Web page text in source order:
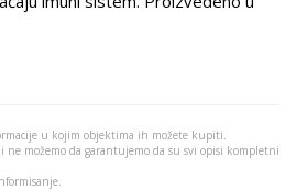
u kojim objektima ih možete kupiti.
možemo da garantujemo da su svi opisi kompletni